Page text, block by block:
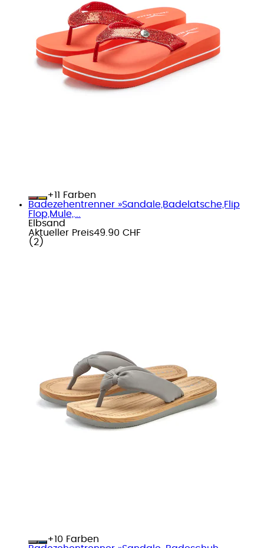
+
Farben
Badezehentrenner »Sandale,Badelatsche,Flip
Flop,Mule,...
Elbsand
Aktueller Preis49.90 CHF
( 2 )
+
Farben